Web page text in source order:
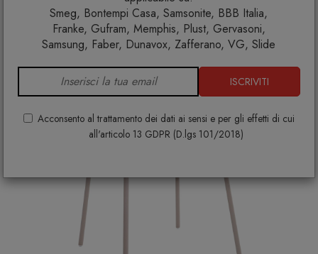
Smeg, Bontempi Casa, Samsonite, BBB Italia,
Franke, Gufram, Memphis, Plust, Gervasoni,
Samsung, Faber, Dunavox, Zafferano, VG, Slide
ISCRIVITI
Acconsento al trattamento dei dati ai sensi e per gli effetti di cui
all'articolo 13 GDPR (D.lgs 101/2018)